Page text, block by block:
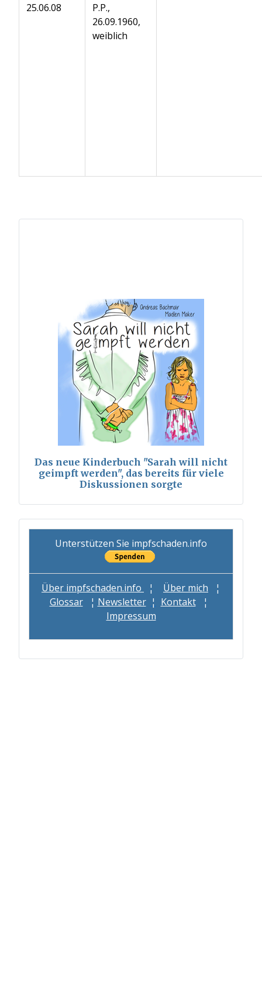
25.06.08
P.P.,
26.09.1960,
weiblich
Das neue Kinderbuch "Sarah will nicht
geimpft werden", das bereits für viele
Diskussionen sorgte
Unterstützen Sie impfschaden.info
Über impfschaden.info ¦ Über mich
¦
Glossar
¦ Newsletter ¦ Kontakt
¦
Impressum